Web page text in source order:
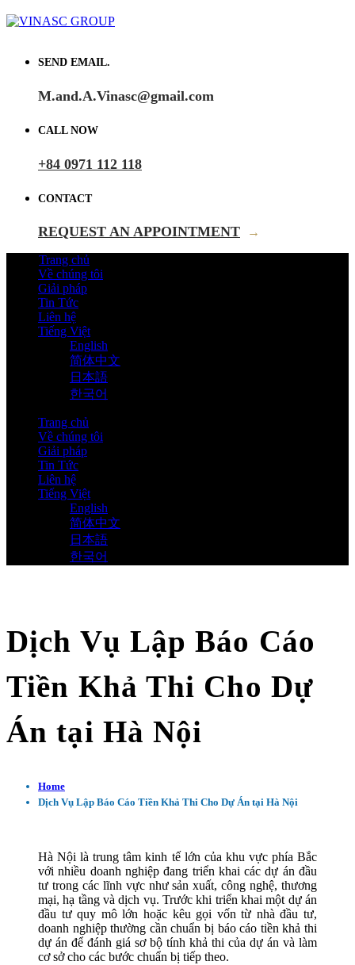
SEND EMAIL.
M.and.A.Vinasc@gmail.com
CALL NOW
+84 0971 112 118
CONTACT
REQUEST AN APPOINTMENT →
Trang chủ
Về chúng tôi
Giải pháp
Tin Tức
Liên hệ
Tiếng Việt
English
简体中文
日本語
한국어
Trang chủ
Về chúng tôi
Giải pháp
Tin Tức
Liên hệ
Tiếng Việt
English
简体中文
日本語
한국어
Dịch Vụ Lập Báo Cáo
Tiền Khả Thi Cho Dự
Án tại Hà Nội
Home
Dịch Vụ Lập Báo Cáo Tiền Khả Thi Cho Dự Án tại Hà Nội
Hà Nội là trung tâm kinh tế lớn của khu vực phía Bắc
với nhiều doanh nghiệp đang triển khai các dự án đầu
tư trong các lĩnh vực như sản xuất, công nghệ, thương
mại, hạ tầng và dịch vụ. Trước khi triển khai một dự án
đầu tư quy mô lớn hoặc kêu gọi vốn từ nhà đầu tư,
doanh nghiệp thường cần chuẩn bị báo cáo tiền khả thi
dự án để đánh giá sơ bộ tính khả thi của dự án và làm
cơ sở cho các bước chuẩn bị tiếp theo.